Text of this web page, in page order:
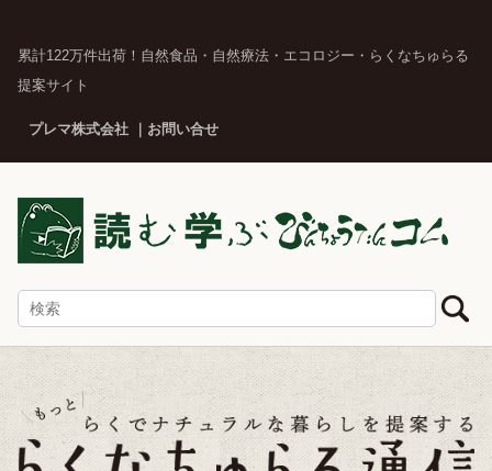
累計122万件出荷！自然食品・自然療法・エコロジー・らくなちゅらる
提案サイト
プレマ株式会社 お問い合せ